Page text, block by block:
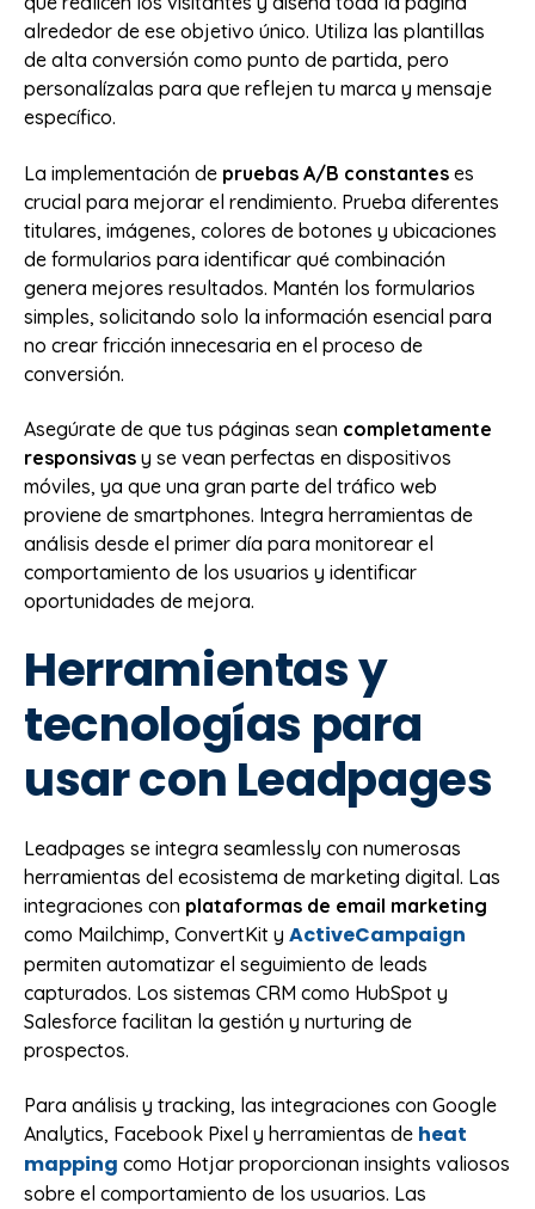
alrededor de ese objetivo único. Utiliza las plantillas
de alta conversión como punto de partida, pero
personalízalas para que reflejen tu marca y mensaje
específico.
La implementación de pruebas A/B constantes es
crucial para mejorar el rendimiento. Prueba diferentes
titulares, imágenes, colores de botones y ubicaciones
de formularios para identificar qué combinación
genera mejores resultados. Mantén los formularios
simples, solicitando solo la información esencial para
no crear fricción innecesaria en el proceso de
conversión.
Asegúrate de que tus páginas sean completamente
responsivas y se vean perfectas en dispositivos
móviles, ya que una gran parte del tráfico web
proviene de smartphones. Integra herramientas de
análisis desde el primer día para monitorear el
comportamiento de los usuarios y identificar
oportunidades de mejora.
Herramientas y
tecnologías para
usar con Leadpages
Leadpages se integra seamlessly con numerosas
herramientas del ecosistema de marketing digital. Las
integraciones con plataformas de email marketing
como Mailchimp, ConvertKit y ActiveCampaign
permiten automatizar el seguimiento de leads
capturados. Los sistemas CRM como HubSpot y
Salesforce facilitan la gestión y nurturing de
prospectos.
Para análisis y tracking, las integraciones con Google
Analytics, Facebook Pixel y herramientas de heat
mapping como Hotjar proporcionan insights valiosos
sobre el comportamiento de los usuarios. Las